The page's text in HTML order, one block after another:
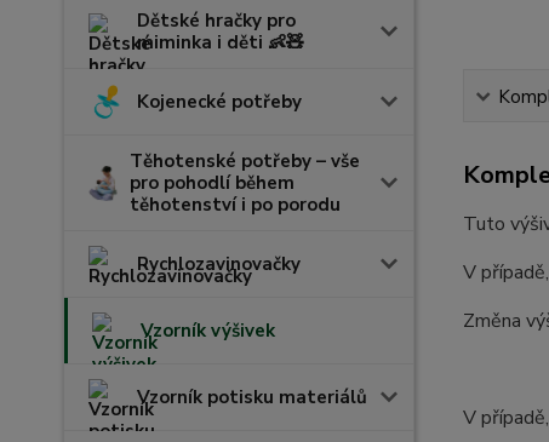
Dětské hračky pro
miminka i děti 👶🧸
Kojenecké potřeby
Těhotenské potřeby – vše
pro pohodlí během
těhotenství i po porodu
Rychlozavinovačky
Vzorník výšivek
Vzorník potisku materiálů
Tuto
V
Změna
V